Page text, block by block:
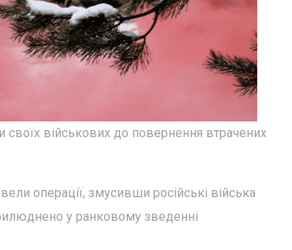
своїх військових до повернення втрачених
операції, змусивши російські війська
у ранковому зведенні